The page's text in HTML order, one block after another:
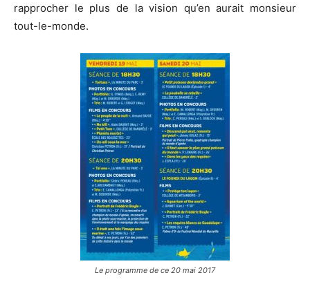
rapprocher le plus de la vision qu’en aurait monsieur
tout-le-monde.
Le programme de ce 20 mai 2017